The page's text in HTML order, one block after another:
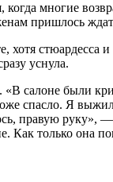
многие
пришлось
стюардесса
уснула.
«В салоне
спасло. Я
правую
только она